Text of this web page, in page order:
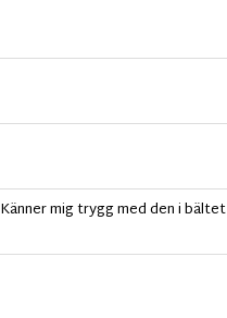
Känner mig trygg med den i bältet